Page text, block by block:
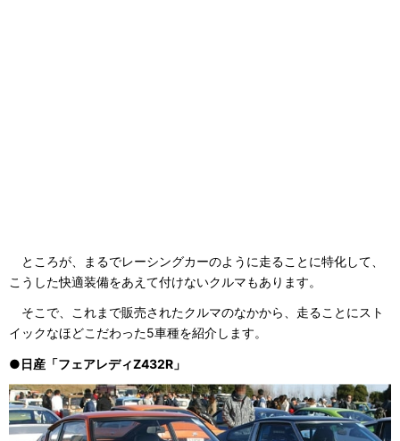
ところが、まるでレーシングカーのように走ることに特化して、
こうした快適装備をあえて付けないクルマもあります。
そこで、これまで販売されたクルマのなかから、走ることにスト
イックなほどこだわった5車種を紹介します。
●日産「フェアレディZ432R」